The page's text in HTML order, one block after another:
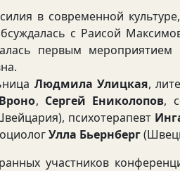
в современной
с Раисой
первым
Людмила Улицкая,
, Сергей Ениколопов,
психотерапевт
Улла Бьернберг
участников